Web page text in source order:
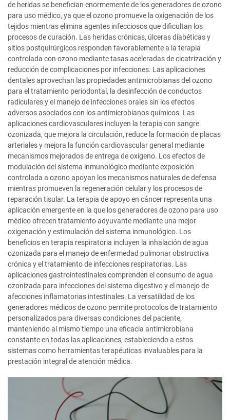
de heridas se benefician enormemente de los generadores de ozono
para uso médico, ya que el ozono promueve la oxigenación de los
tejidos mientras elimina agentes infecciosos que dificultan los
procesos de curación. Las heridas crónicas, úlceras diabéticas y
sitios postquirúrgicos responden favorablemente a la terapia
controlada con ozono mediante tasas aceleradas de cicatrización y
reducción de complicaciones por infecciones. Las aplicaciones
dentales aprovechan las propiedades antimicrobianas del ozono
para el tratamiento periodontal, la desinfección de conductos
radiculares y el manejo de infecciones orales sin los efectos
adversos asociados con los antimicrobianos químicos. Las
aplicaciones cardiovasculares incluyen la terapia con sangre
ozonizada, que mejora la circulación, reduce la formación de placas
arteriales y mejora la función cardiovascular general mediante
mecanismos mejorados de entrega de oxígeno. Los efectos de
modulación del sistema inmunológico mediante exposición
controlada a ozono apoyan los mecanismos naturales de defensa
mientras promueven la regeneración celular y los procesos de
reparación tisular. La terapia de apoyo en cáncer representa una
aplicación emergente en la que los generadores de ozono para uso
médico ofrecen tratamiento adyuvante mediante una mejor
oxigenación y estimulación del sistema inmunológico. Los
beneficios en terapia respiratoria incluyen la inhalación de agua
ozonizada para el manejo de enfermedad pulmonar obstructiva
crónica y el tratamiento de infecciones respiratorias. Las
aplicaciones gastrointestinales comprenden el consumo de agua
ozonizada para infecciones del sistema digestivo y el manejo de
afecciones inflamatorias intestinales. La versatilidad de los
generadores médicos de ozono permite protocolos de tratamiento
personalizados para diversas condiciones del paciente,
manteniendo al mismo tiempo una eficacia antimicrobiana
constante en todas las aplicaciones, estableciendo a estos
sistemas como herramientas terapéuticas invaluables para la
prestación integral de atención médica.